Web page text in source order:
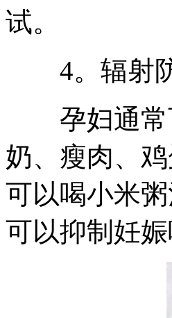
试。
4。辐射
孕妇通常
奶、瘦肉、
可以喝小米
可以抑制妊